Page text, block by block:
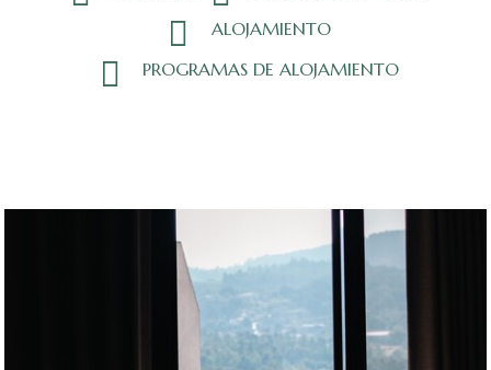
ALOJAMIENTO
PROGRAMAS DE ALOJAMIENTO